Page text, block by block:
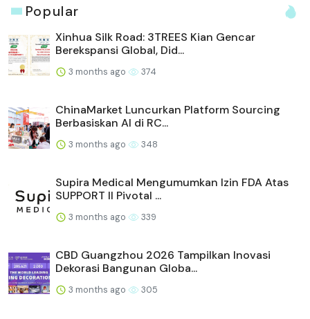
Popular
Xinhua Silk Road: 3TREES Kian Gencar
Berekspansi Global, Did...
3 months ago 374
ChinaMarket Luncurkan Platform Sourcing
Berbasiskan AI di RC...
3 months ago 348
Supira Medical Mengumumkan Izin FDA Atas
SUPPORT II Pivotal ...
3 months ago 339
CBD Guangzhou 2026 Tampilkan Inovasi
Dekorasi Bangunan Globa...
3 months ago 305